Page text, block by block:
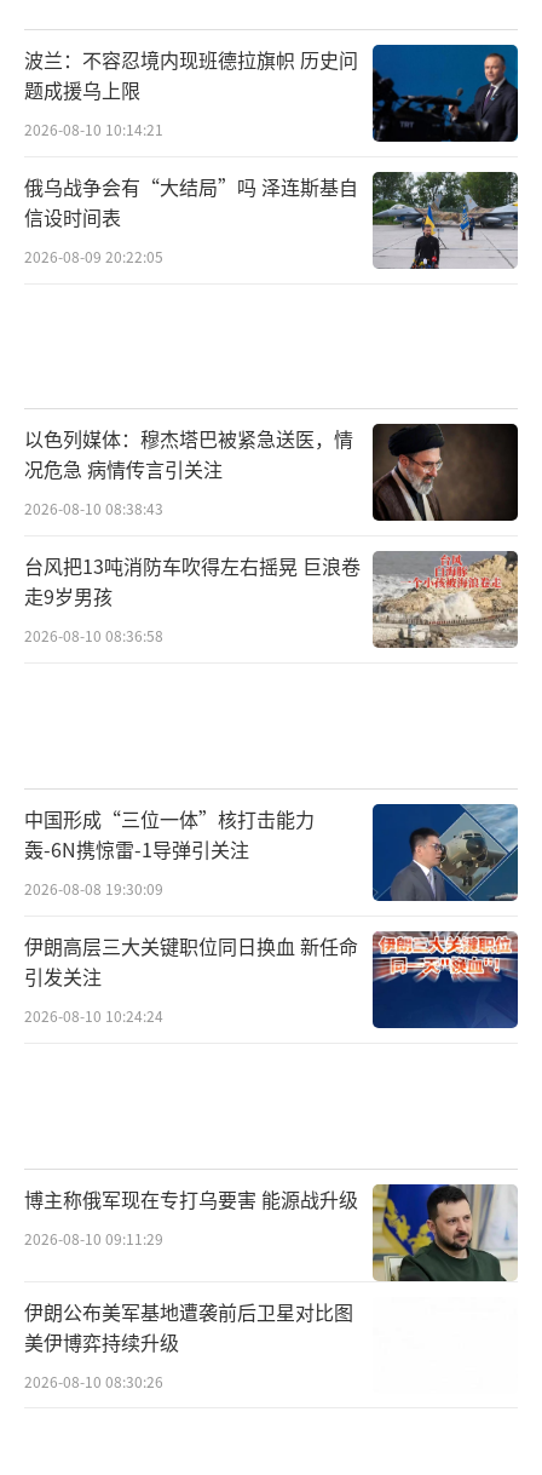
波兰：不容忍境内现班德拉旗帜 历史问
题成援乌上限
2026-08-10 10:14:21
俄乌战争会有“大结局”吗 泽连斯基自
信设时间表
2026-08-09 20:22:05
以色列媒体：穆杰塔巴被紧急送医，情
况危急 病情传言引关注
2026-08-10 08:38:43
台风把13吨消防车吹得左右摇晃 巨浪卷
走9岁男孩
2026-08-10 08:36:58
中国形成“三位一体”核打击能力
轰-6N携惊雷-1导弹引关注
2026-08-08 19:30:09
伊朗高层三大关键职位同日换血 新任命
引发关注
2026-08-10 10:24:24
博主称俄军现在专打乌要害 能源战升级
2026-08-10 09:11:29
伊朗公布美军基地遭袭前后卫星对比图
美伊博弈持续升级
2026-08-10 08:30:26